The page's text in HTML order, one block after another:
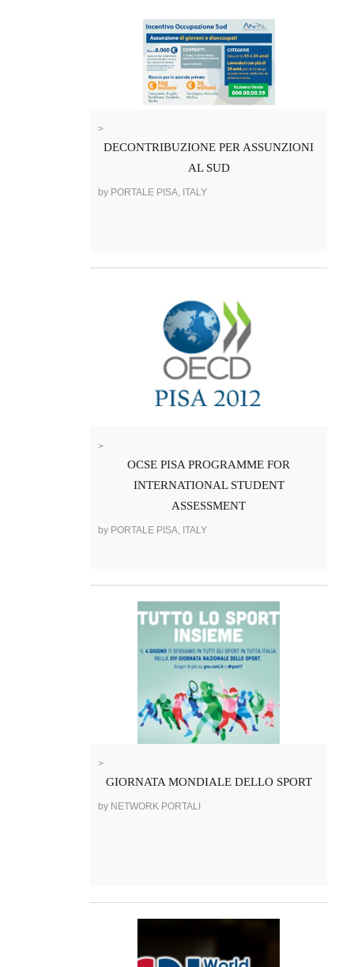
>
DECONTRIBUZIONE PER ASSUNZIONI
AL SUD
by PORTALE PISA, ITALY
>
OCSE PISA PROGRAMME FOR
INTERNATIONAL STUDENT
ASSESSMENT
by PORTALE PISA, ITALY
>
GIORNATA MONDIALE DELLO SPORT
by NETWORK PORTALI